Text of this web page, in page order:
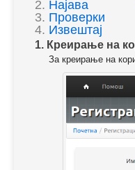
2. Најава
3. Проверки
4. Извештај
1. Креирање на
За креирање на